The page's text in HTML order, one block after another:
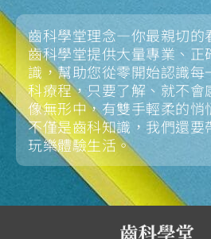
齒科學堂理念—你最親切的
齒科學堂提供大量專業、正
識，幫助您從零開始認識每
科療程，只要了解、就不會
像無形中，有雙手輕柔的悄
不僅是齒科知識，我們還要
玩樂體驗生活。